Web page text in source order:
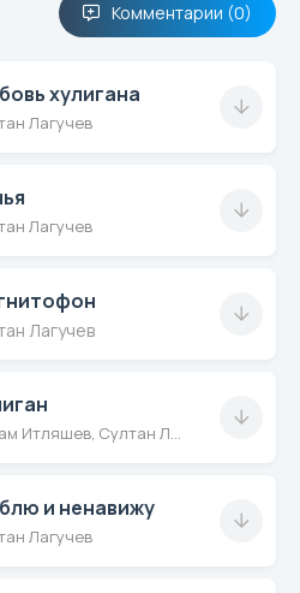
Комментарии (0)
хулигана
Лагучев
Лагучев
Лагучев
Ислам Итляшев, Султан Лагучев
и ненавижу
Лагучев